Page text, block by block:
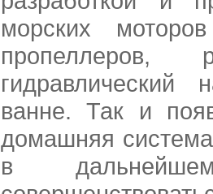
морских
пропеллеров,
гидравлический
ванне. Так и
домашняя
в